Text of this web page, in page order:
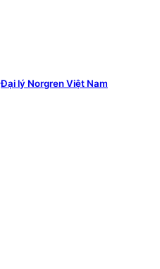
Đại lý Norgren Việt Nam